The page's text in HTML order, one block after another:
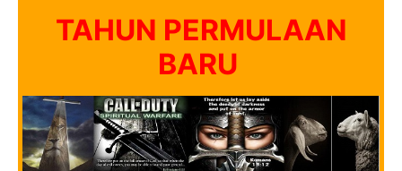
TAHUN PERMULAAN
BARU